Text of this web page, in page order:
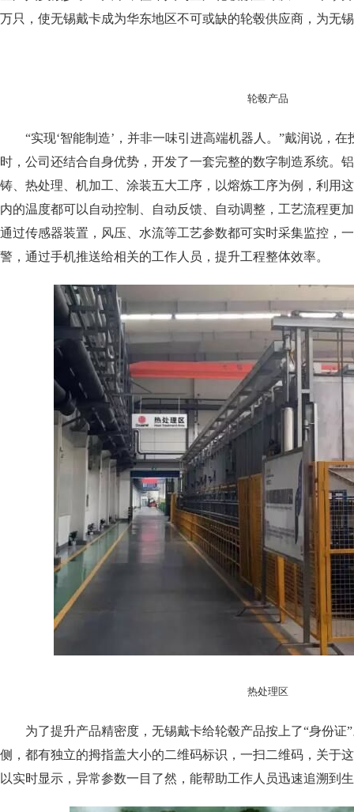
万只，使无锡戴卡成为华东地区不可或缺的轮毂供应商，为无
轮毂产品
“实现‘智能制造’，并非一味引进高端机器人。 ”戴润说，在
时，公司还结合自身优势，开发了一套完整的数字制造系统。
铸、热处理、机加工、涂装五大工序，以熔炼工序为例，利用
内的温度都可以自动控制、自动反馈、自动调整，工艺流程更
通过传感器装置，风压、水流等工艺参数都可实时采集监控，
警， 通过手机推送给相关的工作人员，提升工程整体效率。
热处理区
为了提升产品精密度，无锡戴卡给轮毂产品按上了“身份证
侧，都有独立的拇指盖大小的二维码标识，一扫二维码，关于
以实时显示，异常参数一目了然，能帮助工作人员迅速追溯到